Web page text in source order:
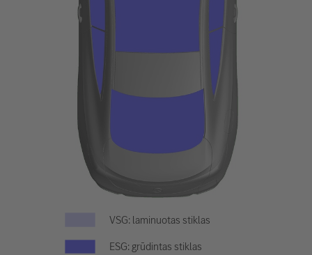
VSG: laminuotas stiklas
ESG: grūdintas stiklas